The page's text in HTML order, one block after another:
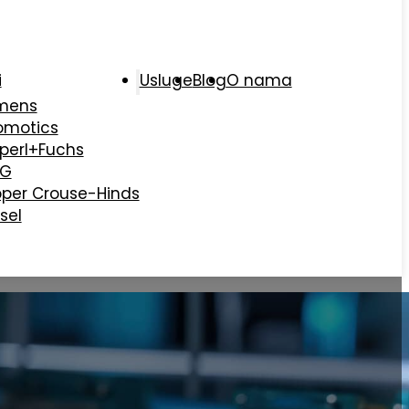
Crouse-Hinds
UslugeBlogO nama